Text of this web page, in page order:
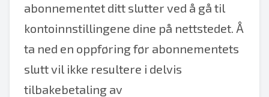
abonnementet ditt slutter ved å gå til
kontoinnstillingene dine på nettstedet. Å
ta ned en oppføring før abonnementets
slutt vil ikke resultere i delvis
tilbakebetaling av